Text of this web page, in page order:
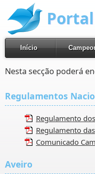
Início
Nesta secção poderá
Regulamentos
Regulamento
Regulamento
Comunicado
Aveiro